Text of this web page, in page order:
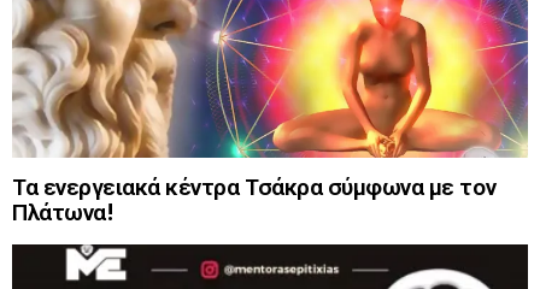
Τα ενεργειακά κέντρα Τσάκρα σύμφωνα με τον
Πλάτωνα!